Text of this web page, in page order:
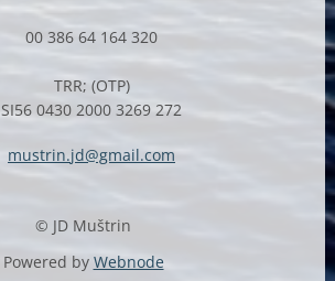
00 386 64 164 320
TRR; (OTP)
SI56 0430 2000 3269 272
mustrin.jd@gmail.com
© JD Muštrin
Powered by Webnode